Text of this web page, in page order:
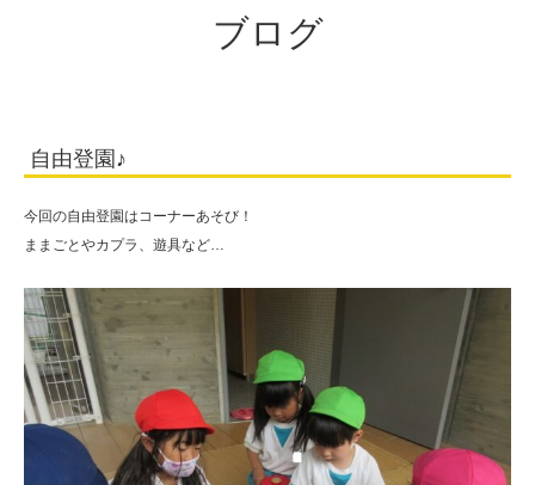
住
ブログ
自由登園♪
今回の自由登園はコーナーあそび！
ままごとやカプラ、遊具など…